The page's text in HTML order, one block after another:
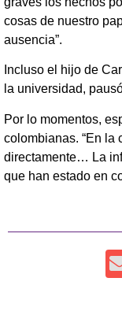
cosas de nuestro
ausencia”.
Incluso el hijo de
la universidad,
Por lo momentos,
colombianas. “En la
directamente… La
que han estado en